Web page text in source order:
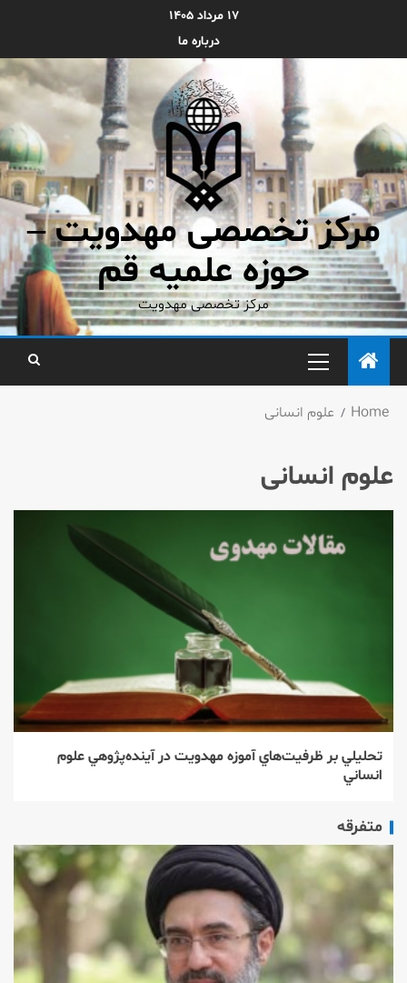
۱۷ مرداد ۱۴۰۵
درباره ما
مرکز تخصصی مهدویت –
حوزه علمیه قم
مرکز تخصصی مهدویت
Home علوم انسانی
علوم انسانی
تحليلي بر ظرفيت‌هاي آموزه مهدويت در آينده‌پژوهي علوم
انساني
متفرقه